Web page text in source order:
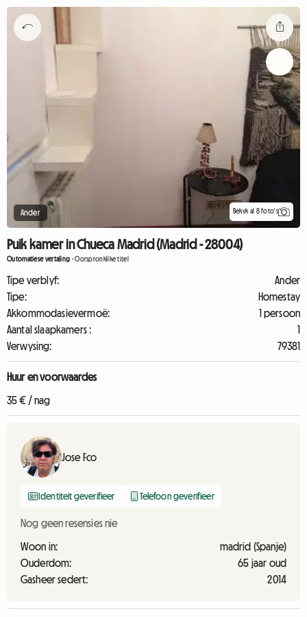
Ander Bekyk al 8 foto's
Puik kamer in Chueca Madrid (Madrid - 28004)
Outomatiese vertaling -Oorspronklike titel
Tipe verblyf:
Ander
Tipe:
Homestay
Akkommodasievermoë:
1 persoon
Aantal slaapkamers :
1
Verwysing:
79381
Huur en voorwaardes
35 € / nag
Jose Fco
Identiteit geverifieer Telefoon geverifieer
Nog geen resensies nie
Woon in:
madrid (Spanje)
Ouderdom:
65 jaar oud
Gasheer sedert:
2014